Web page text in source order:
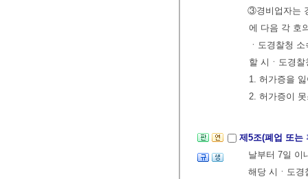
③경비업자는
에 다음 각 호
ㆍ도경찰청
할 시ㆍ도경
1. 허가증을
2. 허가증이
제5조(폐업 또는
날부터 7일 이
해당 시ㆍ도경